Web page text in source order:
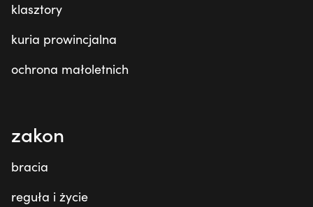
klasztory
kuria prowincjalna
ochrona małoletnich
zakon
bracia
reguła i życie